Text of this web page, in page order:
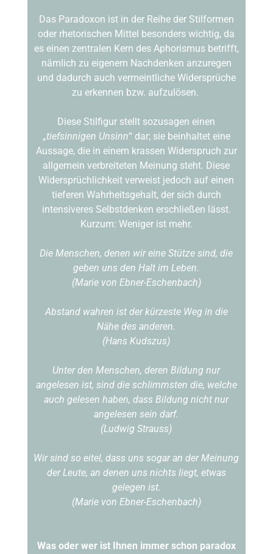
Das Paradoxon ist in der Reihe der Stilformen
oder rhetorischen Mittel besonders wichtig, da
es einen zentralen Kern des Aphorismus betrifft,
nämlich zu eigenem Nachdenken anzuregen
und dadurch auch vermeintliche Widersprüche
zu erkennen bzw. aufzulösen.
Diese Stilfigur stellt sozusagen einen
„tiefsinnigen Unsinn“ dar; sie beinhaltet eine
Aussage, die in einem krassen Widerspruch zur
allgemein verbreiteten Meinung steht. Diese
Widersprüchlichkeit verweist jedoch auf einen
tieferen Wahrheitsgehalt, der sich durch
intensiveres Selbstdenken erschließen lässt.
Kurzum: Weniger ist mehr.
Die Menschen, denen wir eine Stütze sind, die
geben uns den Halt im Leben.
(Marie von Ebner-Eschenbach)
Abstand wahren ist der kürzeste Weg in die
Nähe des anderen.
(Hans Kudszus)
Unter den Menschen, deren Bildung nur
angelesen ist, sind die schlimmsten die, welche
auch gelesen haben, dass Bildung nicht nur
angelesen sein darf.
(Ludwig Strauss)
Wir sind so eitel, dass uns sogar an der Meinung
der Leute, an denen uns nichts liegt, etwas
gelegen ist.
(Marie von Ebner-Eschenbach)
Was oder wer ist Ihnen immer schon paradox